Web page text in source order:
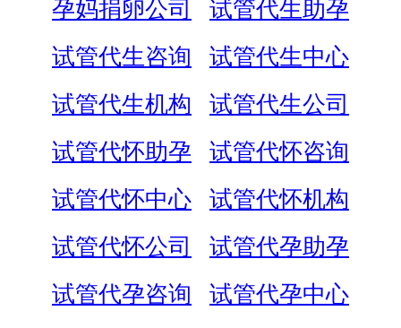
孕妈捐卵公司
试管代生助孕
试管代生咨询
试管代生中心
试管代生机构
试管代生公司
试管代怀助孕
试管代怀咨询
试管代怀中心
试管代怀机构
试管代怀公司
试管代孕助孕
试管代孕咨询
试管代孕中心